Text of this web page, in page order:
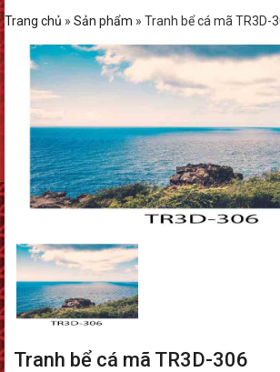
Trang chủ » Sản phẩm » Tranh bể cá mã TR3D-
Tranh bể cá mã TR3D-306